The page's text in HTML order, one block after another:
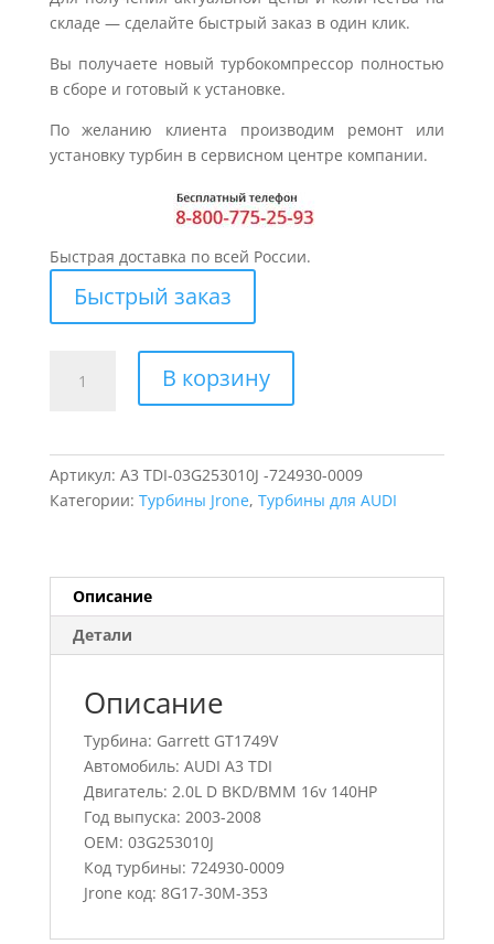
складе — сделайте быстрый заказ в один клик.
Вы получаете новый турбокомпрессор полностью
в сборе и готовый к установке.
По желанию клиента производим ремонт или
установку турбин в сервисном центре компании.
Быстрая доставка по всей России.
Быстрый заказ
товара
A3
03G253010J
В корзину
Артикул: A3 TDI-03G253010J -724930-0009
Категории: Турбины Jrone, Турбины для AUDI
Описание
Детали
Описание
Турбина: Garrett GT1749V
Автомобиль: AUDI A3 TDI
Двигатель: 2.0L D BKD/BMM 16v 140HP
Год выпуска: 2003-2008
OEM: 03G253010J
Код турбины: 724930-0009
Jrone код: 8G17-30M-353